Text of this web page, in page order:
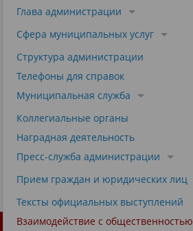
Глава администрации
Сфера муниципальных услуг
Структура администрации
Телефоны для справок
Муниципальная служба
Коллегиальные органы
Наградная деятельность
Пресс-служба администрации
Прием граждан и юридических лиц
Тексты официальных выступлений
Взаимодействие с общественностью